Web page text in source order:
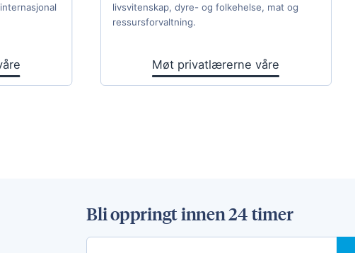
livsvitenskap, dyre- og folkehelse, mat og
ressursforvaltning.
Møt privatlærerne våre
Bli oppringt innen 24 timer